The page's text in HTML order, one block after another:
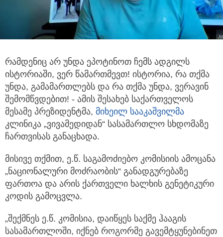
რამდენიც არ უნდა ეპოტინოთ ჩემს ადგილს
ისტორიაში, ვერ წამართმევთ! ისტორია, რა თქმა
უნდა, გამამართლებს და რა თქმა უნდა, ვერავინ
შემომწვდებით! - ამის შესახებ საქართველოს
მესამე პრეზიდენტმა, მიხეილ სააკაშვილმა
კლინიკა „ვივამედიდან“ სასამართლო სხდომაზე
ჩართვისას განაცხადა.
მისივე თქმით, ე.წ. საგამოძიებო კომისიის ამოცანა
„ნაციონალური მოძრაობის“ განადგურებაზე
ფართოა და არის ქართველი ხალხის გენეტიკური
კოდის გამოცვლა.
„შექმნეს ე.წ. კომისია, დაიწყეს საქმე ჰააგის
სასამართლოში, იქნებ როგორმე გავემტყუნებინეთ